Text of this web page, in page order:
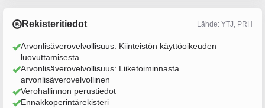
Rekisteritiedot Lähde: YTJ, PRH
Arvonlisäverovelvollisuus: Kiinteistön käyttöoikeuden
luovuttamisesta
Arvonlisäverovelvollisuus: Liiketoiminnasta
arvonlisäverovelvollinen
Verohallinnon perustiedot
Ennakkoperintärekisteri